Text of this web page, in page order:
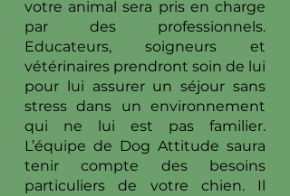
votre animal sera pris en charge
par des professionnels.
Educateurs, soigneurs et
vétérinaires prendront soin de lui
pour lui assurer un séjour sans
stress dans un environnement
qui ne lui est pas familier.
L’équipe de Dog Attitude saura
tenir compte des besoins
particuliers de votre chien. Il